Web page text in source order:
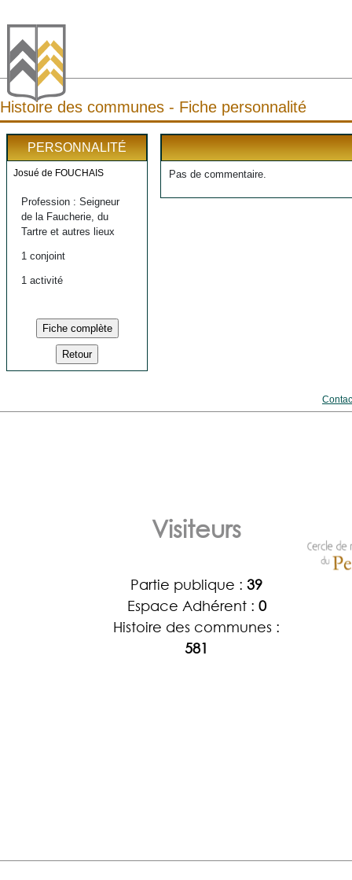
Histoire des communes - Fiche personnalité
PERSONNALITÉ
Josué de FOUCHAIS
Profession : Seigneur
de la Faucherie, du
Tartre et autres lieux
1 conjoint
1 activité
Pas de commentaire.
Visiteurs
Partie publique : 39
Espace Adhérent : 0
Histoire des communes :
581